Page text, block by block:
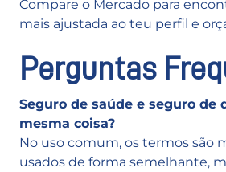
Compare o Mercado para
mais ajustada ao teu perfil e
Perguntas
Seguro de saúde e seguro de
mesma coisa?
No uso comum, os termos são
usados de forma semelhante,